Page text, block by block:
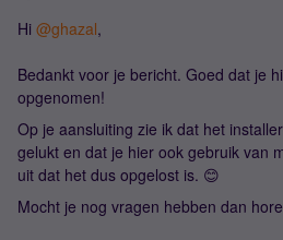
Hi @ghazal,
Bedankt voor je bericht. Goed dat je
opgenomen!
Op je aansluiting zie ik dat het
gelukt en dat je hier ook gebruik van
uit dat het dus opgelost is. 😊
Mocht je nog vragen hebben dan